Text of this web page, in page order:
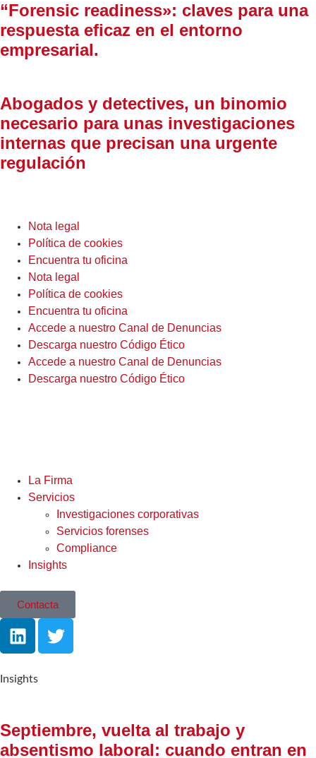
“Forensic readiness»: claves para una
respuesta eficaz en el entorno
empresarial.
Abogados y detectives, un binomio
necesario para unas investigaciones
internas que precisan una urgente
regulación
Nota legal
Política de cookies
Encuentra tu oficina
Nota legal
Política de cookies
Encuentra tu oficina
Accede a nuestro Canal de Denuncias
Descarga nuestro Código Ético
Accede a nuestro Canal de Denuncias
Descarga nuestro Código Ético
La Firma
Servicios
Investigaciones corporativas
Servicios forenses
Compliance
Insights
Contacta
Insights
Septiembre, vuelta al trabajo y
absentismo laboral: cuando entran en